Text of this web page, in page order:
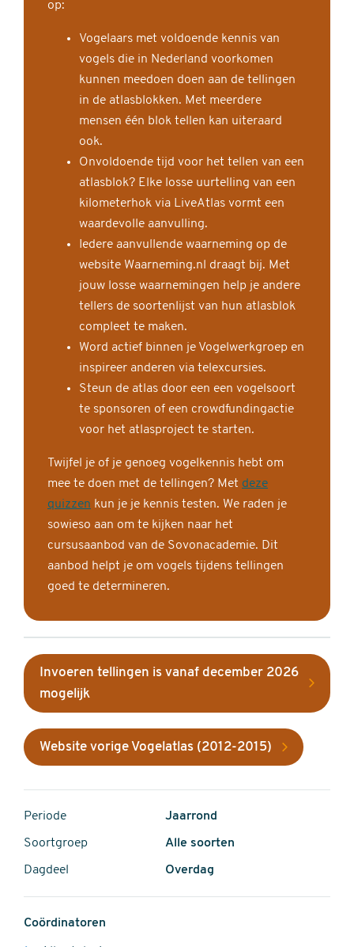
op:
Vogelaars met voldoende kennis van
vogels die in Nederland voorkomen
kunnen meedoen doen aan de tellingen
in de atlasblokken. Met meerdere
mensen één blok tellen kan uiteraard
ook.
Onvoldoende tijd voor het tellen van een
atlasblok? Elke losse uurtelling van een
kilometerhok via LiveAtlas vormt een
waardevolle aanvulling.
Iedere aanvullende waarneming op de
website Waarneming.nl draagt bij. Met
jouw losse waarnemingen help je andere
tellers de soortenlijst van hun atlasblok
compleet te maken.
Word actief binnen je Vogelwerkgroep en
inspireer anderen via telexcursies.
Steun de atlas door een een vogelsoort
te sponsoren of een crowdfundingactie
voor het atlasproject te starten.
Twijfel je of je genoeg vogelkennis hebt om
mee te doen met de tellingen? Met deze
quizzen kun je je kennis testen. We raden je
sowieso aan om te kijken naar het
cursusaanbod van de Sovonacademie. Dit
aanbod helpt je om vogels tijdens tellingen
goed te determineren.
Invoeren tellingen is vanaf december 2026
mogelijk
Website vorige Vogelatlas (2012-2015)
Periode Jaarrond
Soortgroep Alle soorten
Dagdeel Overdag
Coördinatoren